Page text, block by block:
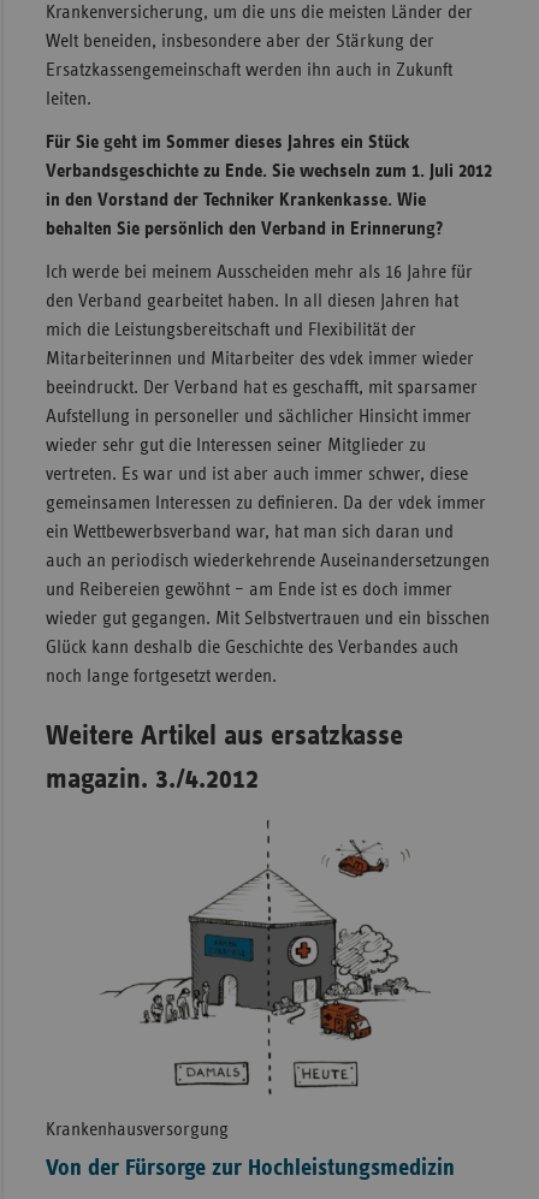
Krankenversicherung, um die uns die meisten Länder der
Welt beneiden, insbesondere aber der Stärkung der
Ersatzkassengemeinschaft werden ihn auch in Zukunft
leiten.
Für Sie geht im Sommer dieses Jahres ein Stück
Verbandsgeschichte zu Ende. Sie wechseln zum 1. Juli 2012
in den Vorstand der Techniker Krankenkasse. Wie
behalten Sie persönlich den Verband in Erinnerung?
Ich werde bei meinem Ausscheiden mehr als 16 Jahre für
den Verband gearbeitet haben. In all diesen Jahren hat
mich die Leistungsbereitschaft und Flexibilität der
Mitarbeiterinnen und Mitarbeiter des vdek immer wieder
beeindruckt. Der Verband hat es geschafft, mit sparsamer
Aufstellung in personeller und sächlicher Hinsicht immer
wieder sehr gut die Interessen seiner Mitglieder zu
vertreten. Es war und ist aber auch immer schwer, diese
gemeinsamen Interessen zu definieren. Da der vdek immer
ein Wettbewerbsverband war, hat man sich daran und
auch an periodisch wiederkehrende Auseinandersetzungen
und Reibereien gewöhnt – am Ende ist es doch immer
wieder gut gegangen. Mit Selbstvertrauen und ein bisschen
Glück kann deshalb die Geschichte des Verbandes auch
noch lange fortgesetzt werden.
Weitere Artikel aus ersatzkasse
magazin. 3./4.2012
Krankenhausversorgung
Von der Fürsorge zur Hochleistungsmedizin